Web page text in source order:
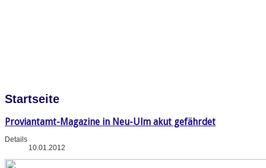
Startseite
Proviantamt-Magazine in Neu-Ulm akut gefährdet
Details
10.01.2012